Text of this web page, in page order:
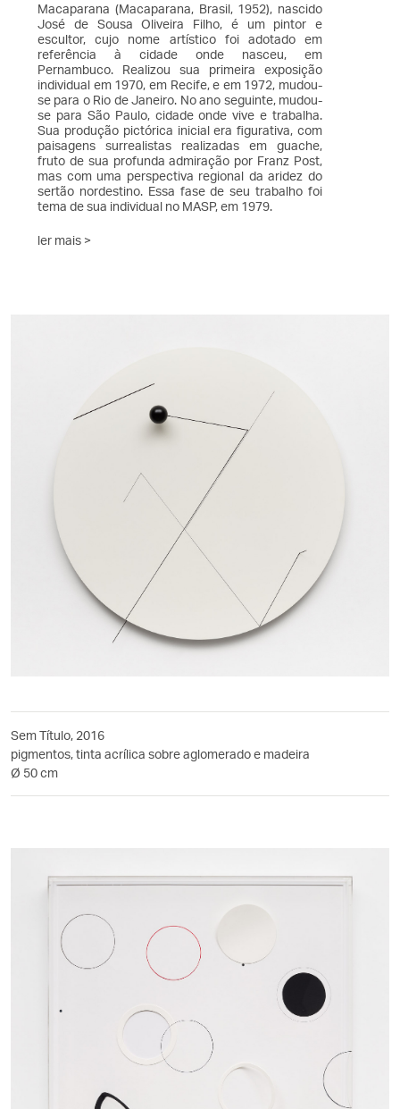
Macaparana (Macaparana, Brasil, 1952), nascido
José de Sousa Oliveira Filho, é um pintor e
escultor, cujo nome artístico foi adotado em
referência à cidade onde nasceu, em
Pernambuco. Realizou sua primeira exposição
individual em 1970, em Recife, e em 1972, mudou-
se para o Rio de Janeiro. No ano seguinte, mudou-
se para São Paulo, cidade onde vive e trabalha.
Sua produção pictórica inicial era figurativa, com
paisagens surrealistas realizadas em guache,
fruto de sua profunda admiração por Franz Post,
mas com uma perspectiva regional da aridez do
sertão nordestino. Essa fase de seu trabalho foi
tema de sua individual no MASP, em 1979.
ler mais >
Sem Título, 2016
pigmentos, tinta acrílica sobre aglomerado e madeira
Ø 50 cm